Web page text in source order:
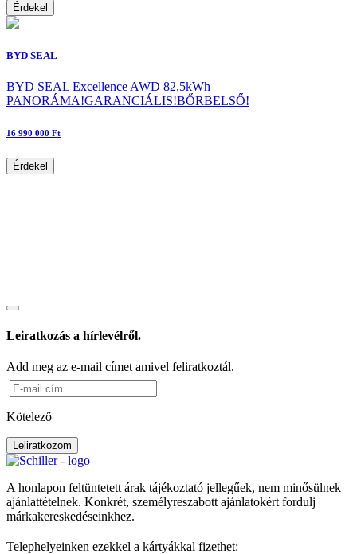
Érdekel
BYD SEAL
BYD SEAL Excellence AWD 82,5kWh
PANORÁMA!GARANCIÁLIS!BŐRBELSŐ!
16 990 000 Ft
Érdekel
Leiratkozás a hírlevélről.
Add meg az e-mail címet amivel feliratkoztál.
Kötelező
Leliratkozom
A honlapon feltüntetett árak tájékoztató jellegűek, nem minősülnek
ajánlattételnek. Konkrét, személyreszabott ajánlatokért fordulj
márkakereskedéseinkhez.
Telephelyeinken ezekkel a kártyákkal fizethet: